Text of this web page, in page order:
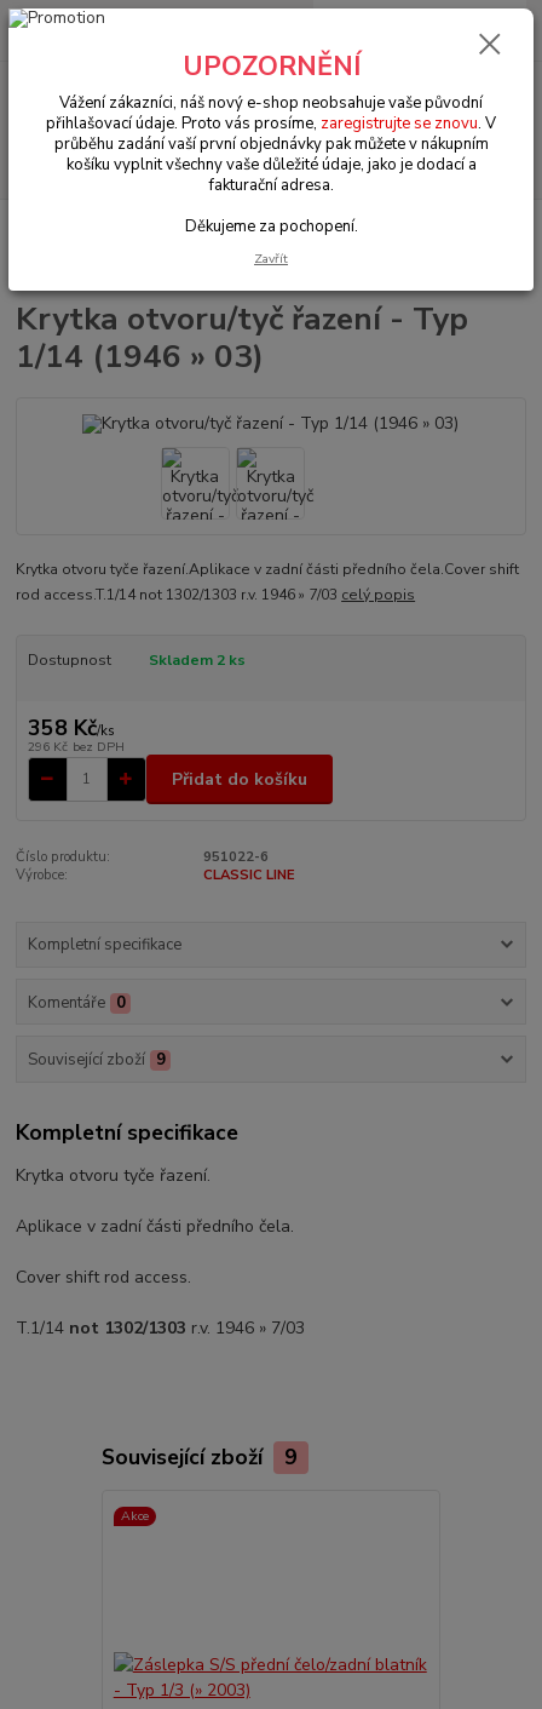
Menu
Hledat
+420 602 330 329
0 Kč
VW Brouk Typ 1 (1938 » 03)
Karosářské díly (Karosseridele)
Krytka otvoru/tyč řazení - Typ
1/14 (1946 » 03)
Krytka otvoru tyče řazení.Aplikace v zadní části předního čela.Cover shift
rod access.T.1/14 not 1302/1303 r.v. 1946 » 7/03 celý popis
Dostupnost Skladem 2 ks
358 Kč/ks
296 Kč bez DPH
Přidat do košíku
Číslo produktu:
951022-6
Výrobce:
CLASSIC LINE
Kompletní specifikace
Komentáře 0
Související zboží 9
Kompletní specifikace
Krytka otvoru tyče řazení.
Aplikace v zadní části předního čela.
Cover shift rod access.
T.1/14 not 1302/1303 r.v. 1946 » 7/03
Související zboží 9
Akce
UPOZORNĚNÍ
Vážení zákazníci, náš nový e-shop neobsahuje vaše původní
přihlašovací údaje. Proto vás prosíme, zaregistrujte se znovu. V
průběhu zadání vaší první objednávky pak můžete v nákupním
košíku vyplnit všechny vaše důležité údaje, jako je dodací a
fakturační adresa.
Děkujeme za pochopení.
Zavřít